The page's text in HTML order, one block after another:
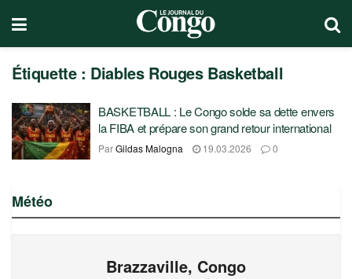
Étiquette : Diables Rouges Basketball
BASKETBALL : Le Congo solde sa dette envers
la FIBA et prépare son grand retour international
ParGildas Malogna 19.03.2026 0
Météo
Brazzaville, Congo